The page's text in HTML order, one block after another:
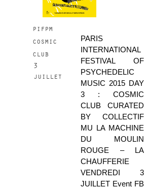
pifpm
cosmic
club
3
juillet
PARIS
INTERNATIONAL
FESTIVAL OF
PSYCHEDELIC
MUSIC 2015 DAY
3 : COSMIC
CLUB CURATED
BY COLLECTIF
MU LA MACHINE
DU MOULIN
ROUGE – LA
CHAUFFERIE
VENDREDI 3
JUILLET Event FB